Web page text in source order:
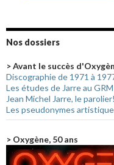
Nos dossiers
> Avant le succès
Discographie de 1971 à
Les études de Jarre au
Jean Michel Jarre, le parolier!
Les pseudonymes
> Oxygène, 50 ans